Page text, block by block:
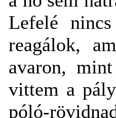
Lefelé
reagálok,
avaron,
vittem a
póló-